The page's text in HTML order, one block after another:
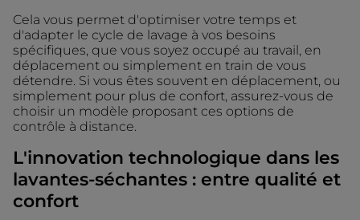
Cela vous permet d'optimiser votre temps et
d'adapter le cycle de lavage à vos besoins
spécifiques, que vous soyez occupé au travail, en
déplacement ou simplement en train de vous
détendre. Si vous êtes souvent en déplacement, ou
simplement pour plus de confort, assurez-vous de
choisir un modèle proposant ces options de
contrôle à distance.
L'innovation technologique dans les
lavantes-séchantes : entre qualité et
confort